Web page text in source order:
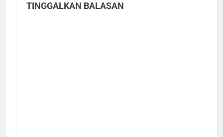
TINGGALKAN BALASAN